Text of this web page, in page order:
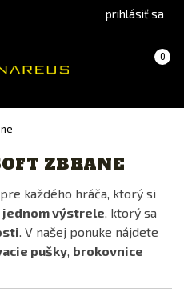
prihlásiť sa
Košík 0
(prázdny)
ZBRANE
každého hráča, ktorý si
jednom výstrele, ktorý sa
. V našej ponuke nájdete
pušky, brokovnice